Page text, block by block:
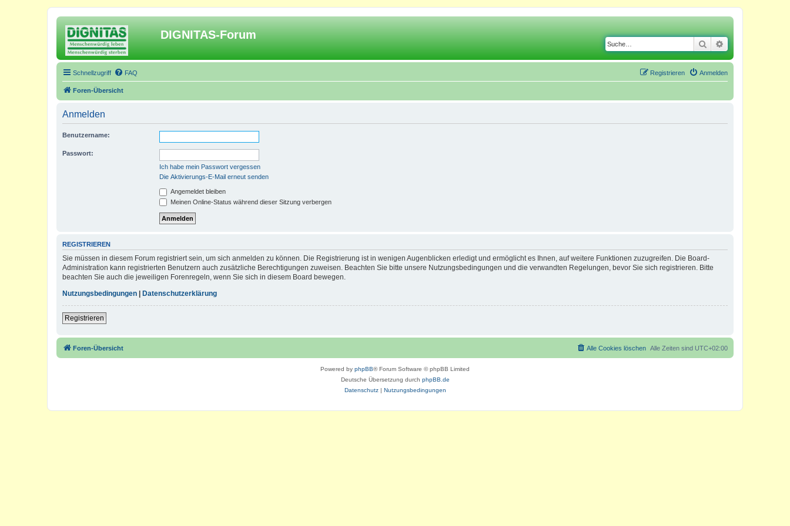
DIGNITAS-Forum
Suche
Schnellzugriff FAQ Anmelden
Registrieren
Foren-Übersicht
Anmelden
Benutzername:
Passwort:
Ich habe mein Passwort vergessen
Die Aktivierungs-E-Mail erneut senden
Angemeldet bleiben
Meinen Online-Status während dieser Sitzung verbergen
REGISTRIEREN
Sie müssen in diesem Forum registriert sein, um sich anmelden zu können. Die Registrierung ist in wenigen Augenblicken erledigt und ermöglicht es Ihnen, auf weitere Funktionen zuzugreifen. Die Board-
Administration kann registrierten Benutzern auch zusätzliche Berechtigungen zuweisen. Beachten Sie bitte unsere Nutzungsbedingungen und die verwandten Regelungen, bevor Sie sich registrieren. Bitte
beachten Sie auch die jeweiligen Forenregeln, wenn Sie sich in diesem Board bewegen.
Nutzungsbedingungen | Datenschutzerklärung
Registrieren
Foren-Übersicht Alle Zeiten sind UTC+02:00
Alle Cookies löschen
Powered by phpBB® Forum Software © phpBB Limited
Deutsche Übersetzung durch phpBB.de
Datenschutz| Nutzungsbedingungen